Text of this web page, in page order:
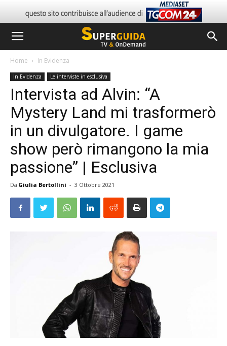
Home In Evidenza
In Evidenza Le interviste in esclusiva
Intervista ad Alvin: “A
Mystery Land mi trasformerò
in un divulgatore. I game
show però rimangono la mia
passione” | Esclusiva
Da Giulia Bertollini - 3 Ottobre 2021